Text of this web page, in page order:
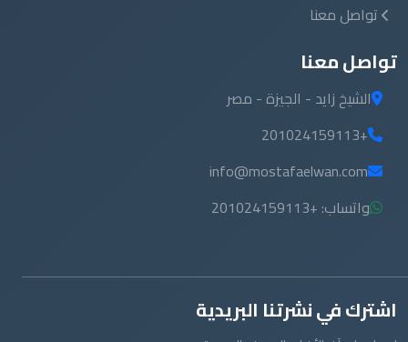
تواصل معنا
تواصل معنا
الشيخ زايد - الجيزة - مصر
+201024159113
info@mostafaelwan.com
واتساب: +201024159113
اشترك في نشرتنا البريدية